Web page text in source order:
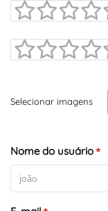
Selecionar imagens
Nome do usuário*